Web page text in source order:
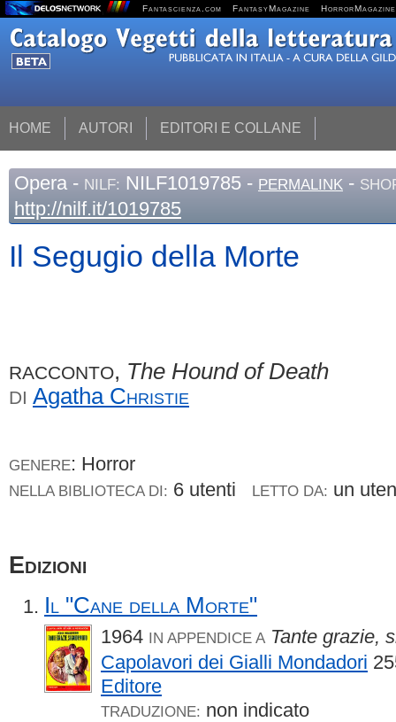
Fantascienza.com FantasyMagazine HorrorMagazine
HOME AUTORI EDITORI E COLLANE
Opera - NILF: NILF1019785 - PERMALINK -
http://nilf.it/1019785
Il Segugio della Morte
RACCONTO, The Hound of Death
DI Agatha Christie
GENERE: Horror
NELLA BIBLIOTECA DI: 6 utenti LETTO DA: un
Edizioni
Il "Cane della Morte"
1964 IN APPENDICE A Tante grazie,
Capolavori dei Gialli Mondadori
Editore
TRADUZIONE: non indicato